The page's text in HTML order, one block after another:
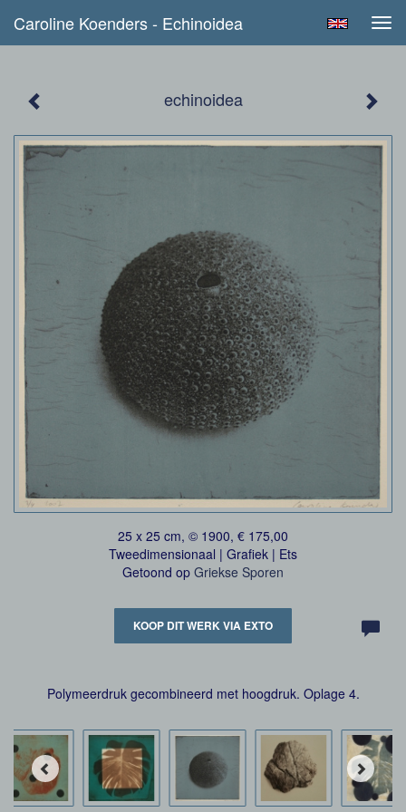
Caroline Koenders - Echinoidea
echinoidea
25 x 25 cm, © 1900, € 175,00
Tweedimensionaal | Grafiek | Ets
Getoond op Griekse Sporen
KOOP DIT WERK VIA EXTO
Polymeerdruk gecombineerd met hoogdruk. Oplage 4.